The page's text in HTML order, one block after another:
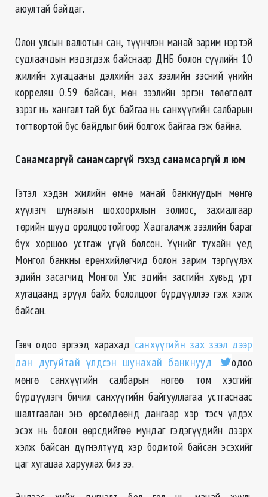
аюултай байдаг.
Олон улсын валютын сан, түүнчлэн манай зарим нэртэй
судлаачдын мэдэгдэж байснаар ДНБ болон сүүлийн 10
жилийн хугацааны дэлхийн зах зээлийн зэсний үнийн
корреляц 0.59 байсан, мөн зээлийн эргэн төлөгдөлт
зэрэг нь хангалттай бус байгаа нь санхүүгийн салбарын
тогтвортой бус байдлыг бий болгож байгаа гэж байна.
Санамсаргүй санамсаргүй гэхэд санамсаргүй л юм
Гэтэл хэдэн жилийн өмнө манай банкнуудын мөнгө
хүүлэгч шуналын шохоорхлын золиос, захиалгаар
төрийн шууд оролцоотойгоор Хадгаламж зээлийн бараг
бүх хоршоо устгаж үгүй болсон. Үүнийг тухайн үед
Монгол банкны ерөнхийлөгчид болон зарим тэргүүлэх
эдийн засагчид Монгол Улс эдийн засгийн хувьд урт
хугацаанд эрүүл байх бололцоог бүрдүүллээ гэж хэлж
байсан.
Гэвч одоо эргээд харахад санхүүгийн зах зээл дээр
дан дугуйтай үлдсэн шунахай банкнууд
одоо
мөнгө санхүүгийн салбарын нөгөө том хэсгийг
бүрдүүлэгч бичил санхүүгийн байгууллагаа устгаснаас
шалтгаалан энэ өрсөлдөөнд дангаар хэр тэсч үлдэх
эсэх нь болон өөрсдийгөө мундаг гэдэгүүдийн дээрх
хэлж байсан дүгнэлтүүд хэр бодитой байсан эсэхийг
цаг хугацаа харуулах биз ээ.